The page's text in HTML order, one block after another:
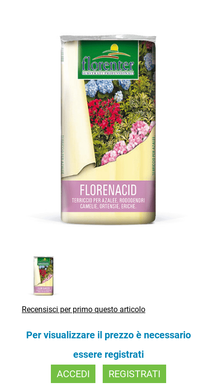
Recensisci per primo questo articolo
Per visualizzare il prezzo è necessario
essere registrati
ACCEDI
REGISTRATI